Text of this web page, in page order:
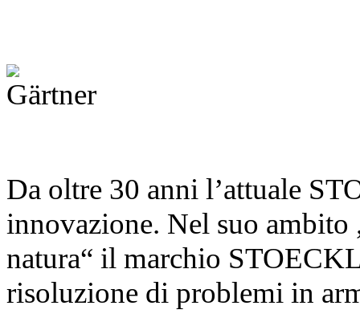
Da oltre 30 anni l’attuale
innovazione. Nel suo
natura“ il marchio
risoluzione di problemi in